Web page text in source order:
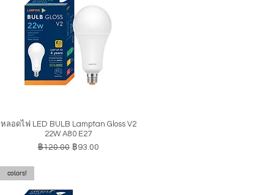
ดูข้อมูลด่วน
หลอดไฟ LED BULB Lamptan Gloss V2
22W A80 E27
ราคาปกติ
฿120.00 ราคาขายลด
฿93.00
colors!